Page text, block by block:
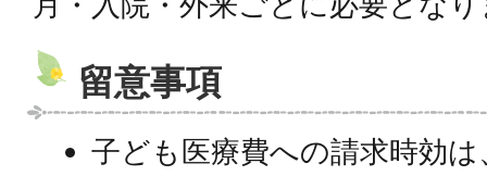
留意事項
子ども医療費への請求時効